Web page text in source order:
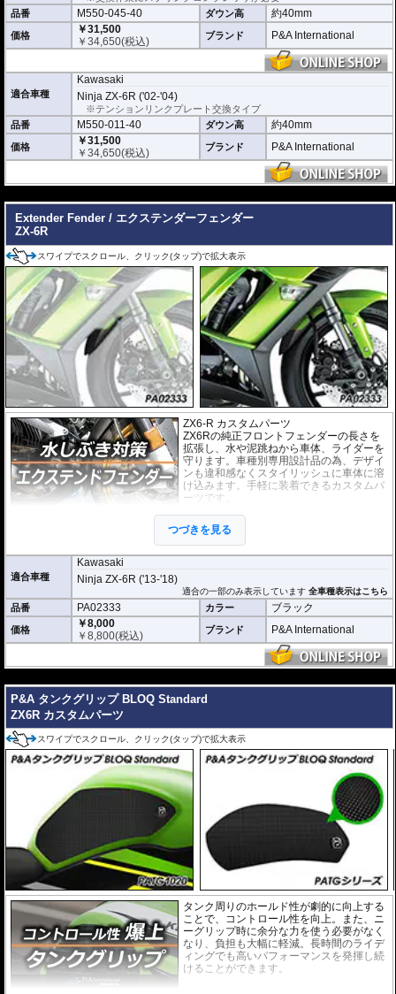
品番
M550-045-40 ダウン高 約40mm
価格
￥31,500
￥34,650(税込) ブランド P&A International
適合車種
Kawasaki
Ninja ZX-6R ('02-'04)
※テンションリンクプレート交換タイプ
品番
M550-011-40 ダウン高 約40mm
価格
￥31,500
￥34,650(税込) ブランド P&A International
Extender Fender / エクステンダーフェンダー
ZX-6R
スワイプでスクロール、クリック(タップ)で拡大表示
ZX6-R カスタムパーツ
ZX6Rの純正フロントフェンダーの長さを
拡張し、水や泥跳ねから車体、ライダーを
守ります。車種別専用設計品の為、デザイ
ンも違和感なくスタイリッシュに車体に溶
け込みます。手軽に装着できるカスタムパ
ーツです。
取付は付属の強力粘着シートを使い、簡単
に行えます。通常使用での脱落は心配あり
ませんが、取付作業の不備(洗浄、脱脂不十
分)等においてはこの限りではありません。ビスまたはトリムクリップが付属し
ているパッケージについてはこれらの使用を強く推奨いたします。使用されて
いない場合の脱落による保証は致しかねます。
どのような効果があるパーツですか？
ZX6Rの純正フロントフェンダーの長さを拡張し、水や泥跳ねから車体、ライダ
ーを強力に守ります。
※写真はイメージです。車種により、フェンダーのデザインは多少異なりま
す。
つづきを見る
適合車種
Kawasaki
Ninja ZX-6R ('13-'18)
適合の一部のみ表示しています全車種表示はこちら
品番 PA02333 カラー ブラック
価格
￥8,000
￥8,800(税込) ブランド P&A International
P&A タンクグリップ BLOQ Standard
ZX6R カスタムパーツ
スワイプでスクロール、クリック(タップ)で拡大表示
タンク周りのホールド性が劇的に向上する
ことで、コントロール性を向上。また、ニ
ーグリップ時に余分な力を使う必要がなく
なり、負担も大幅に軽減。長時間のライデ
ィングでも高いパフォーマンスを発揮し続
けることができます。